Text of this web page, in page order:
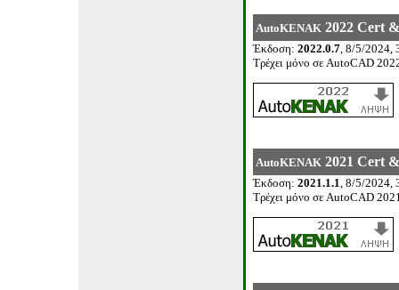
AutoKENAK 2022 Cert
Έκδοση: 2022.0.7, 8/5/2024,
Τρέχει μόνο σε AutoCAD 202
AutoKENAK 2021 Cert
Έκδοση: 2021.1.1, 8/5/2024,
Τρέχει μόνο σε AutoCAD